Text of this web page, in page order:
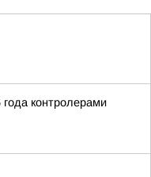
контролерами